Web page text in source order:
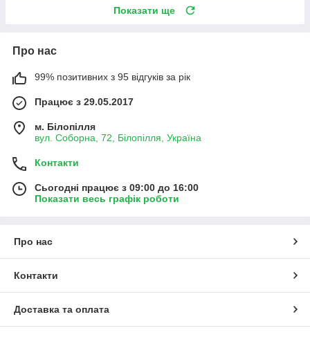
Показати ще
Про нас
99% позитивних з 95 відгуків за рік
Працює з 29.05.2017
м. Білопілля
вул. Соборна, 72, Білопілля, Україна
Контакти
Сьогодні працює з 09:00 до 16:00
Показати весь графік роботи
Про нас
Контакти
Доставка та оплата